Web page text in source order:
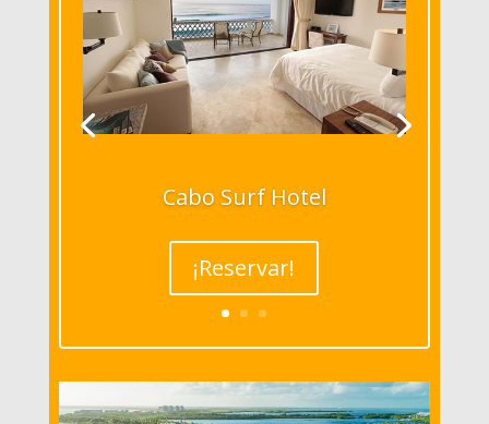
Cabo Surf Hotel
¡Reservar!